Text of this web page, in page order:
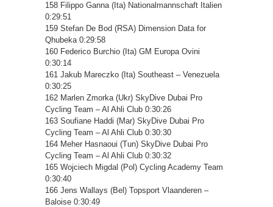
158 Filippo Ganna (Ita) Nationalmannschaft Italien
0:29:51
159 Stefan De Bod (RSA) Dimension Data for
Qhubeka 0:29:58
160 Federico Burchio (Ita) GM Europa Ovini
0:30:14
161 Jakub Mareczko (Ita) Southeast – Venezuela
0:30:25
162 Marlen Zmorka (Ukr) SkyDive Dubai Pro
Cycling Team – Al Ahli Club 0:30:26
163 Soufiane Haddi (Mar) SkyDive Dubai Pro
Cycling Team – Al Ahli Club 0:30:30
164 Meher Hasnaoui (Tun) SkyDive Dubai Pro
Cycling Team – Al Ahli Club 0:30:32
165 Wojciech Migdal (Pol) Cycling Academy Team
0:30:40
166 Jens Wallays (Bel) Topsport Vlaanderen –
Baloise 0:30:49